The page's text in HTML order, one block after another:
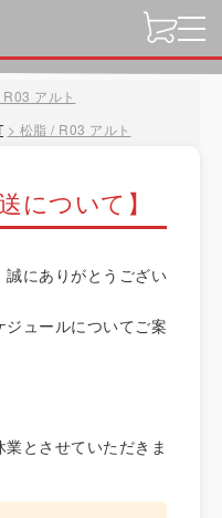
t
o
g
アルト
松脂 / R03 アルト
について】
にありがとうござい
ュールについてご案
とさせていただきま